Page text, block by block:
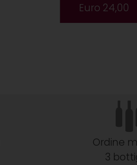
Euro 24,00
Ordine
3